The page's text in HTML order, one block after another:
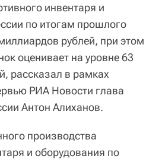
инвентаря и
по итогам прошлого
рублей, при этом
оценивает на уровне 63
рассказал в рамках
РИА Новости глава
Антон Алиханов.
производства
и оборудования по